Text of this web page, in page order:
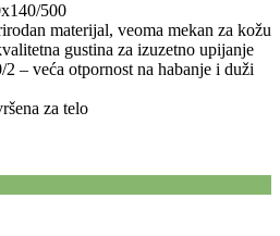
500
materijal, veoma mekan za kožu
gustina za izuzetno upijanje
– veća otpornost na habanje i duži
za telo